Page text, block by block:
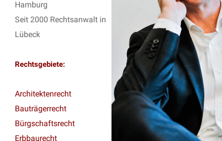
Hamburg
Seit 2000 Rechtsanwalt in
Lübeck
Rechtsgebiete:
Architektenrecht
Bauträgerrecht
Bürgschaftsrecht
Erbbaurecht